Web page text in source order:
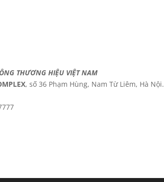
THƯƠNG HIỆU VIỆT NAM
, số 36 Phạm Hùng, Nam Từ Liêm, Hà Nội.